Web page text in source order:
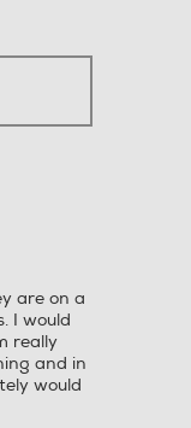
la
are on a
I would
really
and in
would